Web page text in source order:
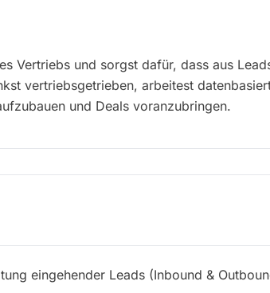
Vertriebs und sorgst dafür, dass aus
vertriebsgetrieben, arbeitest
und Deals voranzubringen.
eingehender Leads (Inbound &